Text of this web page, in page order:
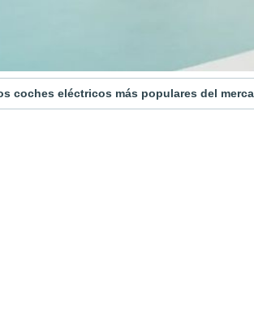
coches eléctricos más populares del